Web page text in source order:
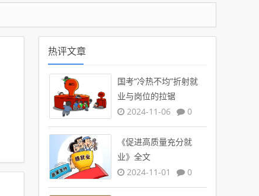
热评文章
国考“冷热不均”折射就
业与岗位的拉锯
2024-11-06
0
《促进高质量充分就
业》全文
2024-11-01
0